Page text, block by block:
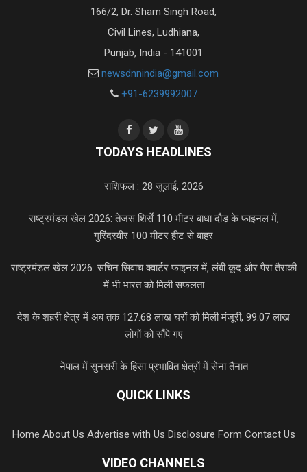
166/2, Dr. Sham Singh Road,
Civil Lines, Ludhiana,
Punjab, India - 141001
newsdnnindia@gmail.com
+91-6239992007
TODAYS HEADLINES
राशिफल : 28 जुलाई, 2026
राष्ट्रमंडल खेल 2026: तेजस शिर्से 110 मीटर बाधा दौड़ के फाइनल में,
गुरिंदरवीर 100 मीटर हीट से बाहर
राष्ट्रमंडल खेल 2026: सचिन सिवाच क्वार्टर फाइनल में, लंबी कूद और पैरा तैराकी
में भी भारत को मिली सफलता
देश के शहरी क्षेत्र में अब तक 127.68 लाख घरों को मिली मंजूरी, 99.07 लाख
लोगों को सौंपे गए
नेपाल में सुनसरी के हिंसा प्रभावित क्षेत्रों में सेना तैनात
QUICK LINKS
Home About Us Advertise with Us Disclosure Form Contact Us
VIDEO CHANNELS